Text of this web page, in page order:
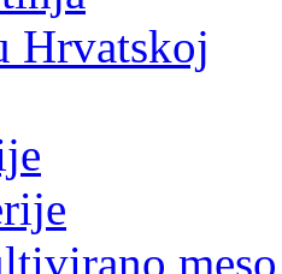
Hrvatskoj
meso